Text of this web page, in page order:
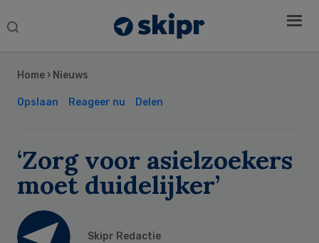
Search
Home › Nieuws
Opslaan Reageer nu Delen
‘Zorg voor asielzoekers
moet duidelijker’
Skipr Redactie
Sidebar